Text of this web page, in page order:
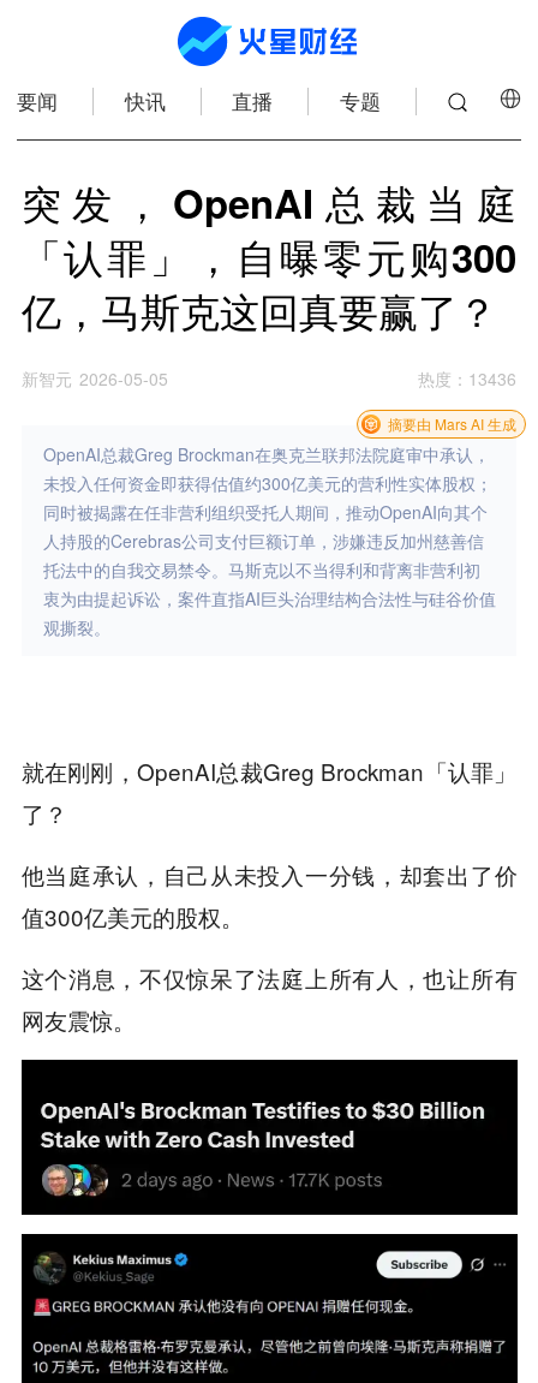
要闻 快讯 直播 专题
突发，OpenAI总裁当庭
「认罪」，自曝零元购300
亿，马斯克这回真要赢了？
新智元 2026-05-05 热度 ： 13436
OpenAI总裁Greg Brockman在奥克兰联邦法院庭审中承认，
未投入任何资金即获得估值约300亿美元的营利性实体股权；
同时被揭露在任非营利组织受托人期间，推动OpenAI向其个
人持股的Cerebras公司支付巨额订单，涉嫌违反加州慈善信
托法中的自我交易禁令。马斯克以不当得利和背离非营利初
衷为由提起诉讼，案件直指AI巨头治理结构合法性与硅谷价值
观撕裂。
摘要由 Mars AI 生成
就在刚刚，OpenAI总裁Greg Brockman「认罪」
了？
他当庭承认，自己从未投入一分钱，却套出了价
值300亿美元的股权。
这个消息，不仅惊呆了法庭上所有人，也让所有
网友震惊。